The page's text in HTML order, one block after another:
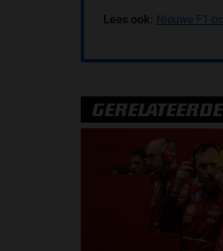
Lees ook: Nieuwe F1-